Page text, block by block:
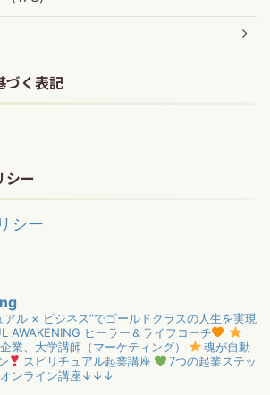
づく表記
シー
シー
アル × ビジネス”でゴールドクラスの人生を実現
AWAKENING ヒーラー＆ライフコーチ
業、大学講師（マーケティング）
魂が自動
スピリチュアル起業講座
7つの起業ステッ
オンライン講座↓↓↓